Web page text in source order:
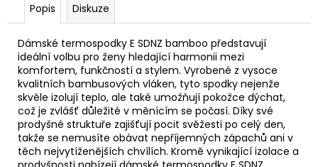
Popis Diskuze
Dámské termospodky E SDNZ bamboo představují
ideální volbu pro ženy hledající harmonii mezi
komfortem, funkčností a stylem. Vyrobené z vysoce
kvalitních bambusových vláken, tyto spodky nejenže
skvěle izolují teplo, ale také umožňují pokožce dýchat,
což je zvlášť důležité v měnícím se počasí. Díky své
prodyšné struktuře zajišťují pocit svěžesti po celý den,
takže se nemusíte obávat nepříjemných zápachů ani v
těch nejvytíženějších chvílích. Kromě vynikající izolace a